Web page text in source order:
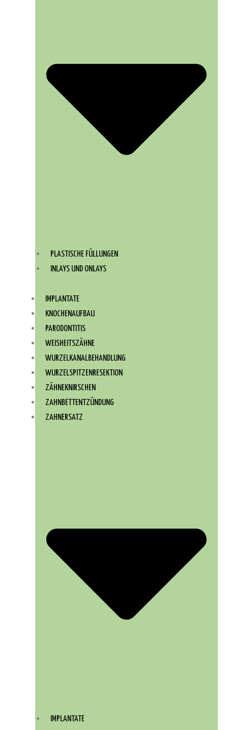
PLASTISCHE FÜLLUNGEN
INLAYS UND ONLAYS
IMPLANTATE
KNOCHENAUFBAU
PARODONTITIS
WEISHEITSZÄHNE
WURZEL­KANAL­BEHANDLUNG
WURZEL­SPITZEN­RESEKTION
ZÄHNEKNIRSCHEN
ZAHNBETTENTZÜNDUNG
ZAHNERSATZ
IMPLANTATE